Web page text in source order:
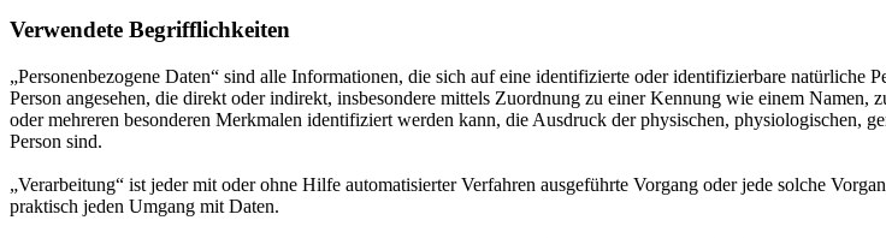
Verwendete Begrifflichkeiten
„Personenbezogene Daten“ sind alle Informationen, die sich auf eine identifizierte oder identifizierbare
Person angesehen, die direkt oder indirekt, insbesondere mittels Zuordnung zu einer Kennung wie einem
oder mehreren besonderen Merkmalen identifiziert werden kann, die Ausdruck der physischen, physiologischen,
Person sind.
„Verarbeitung“ ist jeder mit oder ohne Hilfe automatisierter Verfahren ausgeführte Vorgang oder jede solche
praktisch jeden Umgang mit Daten.